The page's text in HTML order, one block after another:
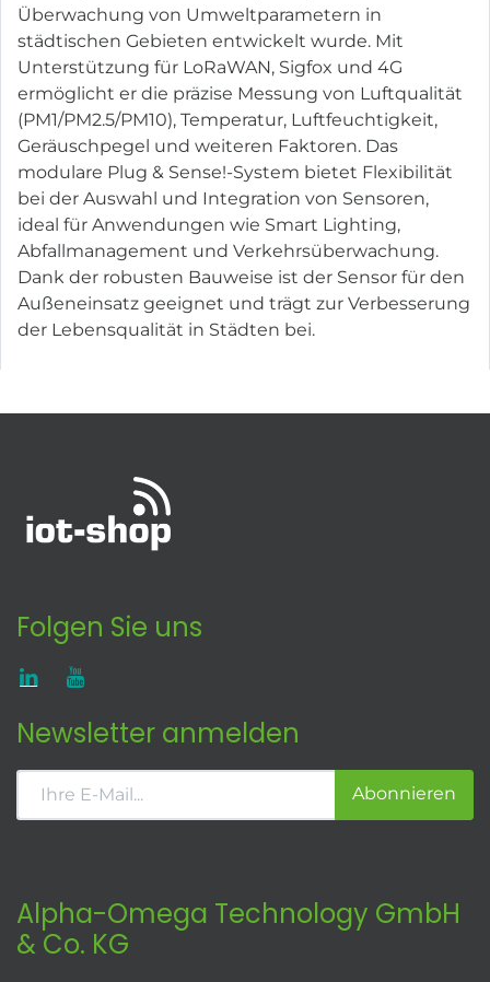
Überwachung von Umweltparametern in
städtischen Gebieten entwickelt wurde. Mit
Unterstützung für LoRaWAN, Sigfox und 4G
ermöglicht er die präzise Messung von Luftqualität
(PM1/PM2.5/PM10), Temperatur, Luftfeuchtigkeit,
Geräuschpegel und weiteren Faktoren. Das
modulare Plug & Sense!-System bietet Flexibilität
bei der Auswahl und Integration von Sensoren,
ideal für Anwendungen wie Smart Lighting,
Abfallmanagement und Verkehrsüberwachung.
Dank der robusten Bauweise ist der Sensor für den
Außeneinsatz geeignet und trägt zur Verbesserung
der Lebensqualität in Städten bei.
Folgen Sie uns
Newsletter anmelden
Abonnieren
Alpha-Omega Technology GmbH
& Co. KG